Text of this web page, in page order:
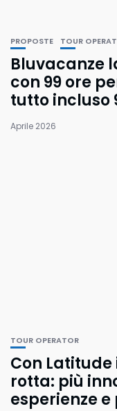
PROPOSTE TOUR
Bluvacanze
con 99 ore
tutto incluso
Aprile 2026
TOUR OPERATOR
Con
rotta: più
esperienze